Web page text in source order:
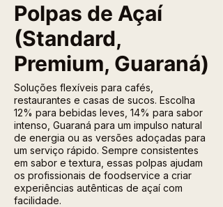
Polpas de Açaí
(Standard,
Premium, Guaraná)
Soluções flexíveis para cafés,
restaurantes e casas de sucos. Escolha
12% para bebidas leves, 14% para sabor
intenso, Guaraná para um impulso natural
de energia ou as versões adoçadas para
um serviço rápido. Sempre consistentes
em sabor e textura, essas polpas ajudam
os profissionais de foodservice a criar
experiências autênticas de açaí com
facilidade.